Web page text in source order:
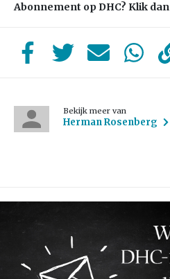
Abonnement op DHC? Klik dan
Bekijk meer van
Herman Rosenberg